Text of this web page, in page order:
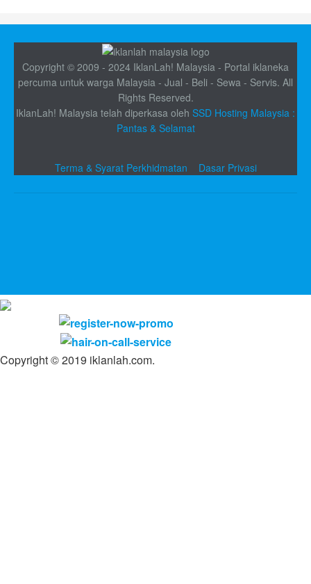
Copyright © 2009 - 2024 IklanLah! Malaysia - Portal iklaneka
percuma untuk warga Malaysia - Jual - Beli - Sewa - Servis. All
Rights Reserved.
IklanLah! Malaysia telah diperkasa oleh SSD Hosting Malaysia :
Pantas & Selamat
Terma & Syarat Perkhidmatan Dasar Privasi
Copyright © 2019 iklanlah.com.